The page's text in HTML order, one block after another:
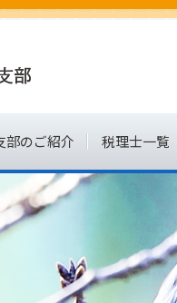
部のご紹介 税理士一覧